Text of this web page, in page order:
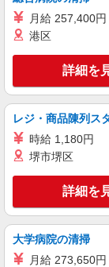
月給 257,400円
港区
詳細を
レジ・商品陳列ス
時給 1,180円
堺市堺区
詳細を
大学病院の清掃
月給 273,650円